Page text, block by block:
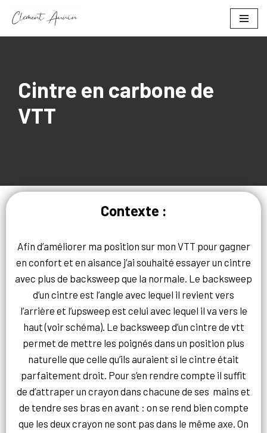
Cintre en carbone de
VTT
Contexte :
Afin d’améliorer ma position sur mon VTT pour gagner
en confort et en aisance j’ai souhaité essayer un cintre
avec plus de backsweep que la normale. Le backsweep
d’un cintre est l’angle avec lequel il revient vers
l’arrière et l’upsweep est celui avec lequel il va vers le
haut (voir schéma). Le backsweep d’un cintre de vtt
permet de mettre les poignés dans un position plus
naturelle que celle qu’ils auraient si le cintre était
parfaitement droit. Pour s’en rendre compte il suffit
de d’attraper un crayon dans chacune de ses mains et
de tendre ses bras en avant : on se rend bien compte
que les deux crayon ne sont pas dans le même axe. On